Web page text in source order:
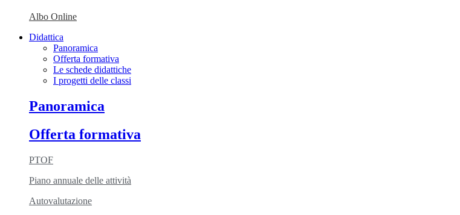
Albo Online
Didattica
Panoramica
Offerta formativa
Le schede didattiche
I progetti delle classi
Panoramica
Offerta formativa
PTOF
Piano annuale delle attività
Autovalutazione